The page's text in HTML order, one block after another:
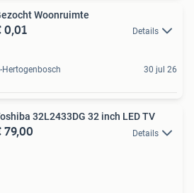
Woonruimte
0,01 Details
Hertogenbosch 30 jul 26
32L2433DG 32 inch LED TV
79,00 Details